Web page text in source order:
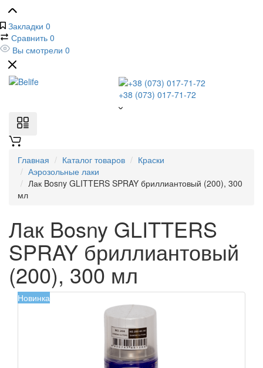
Закладки 0
Сравнить 0
Вы смотрели 0
+38 (073) 017-71-72
Главная Каталог товаров
Краски
Аэрозольные лаки
Лак Bosny GLITTERS SPRAY бриллиантовый (200), 300
мл
Лак Bosny GLITTERS
SPRAY бриллиантовый
(200), 300 мл
Новинка